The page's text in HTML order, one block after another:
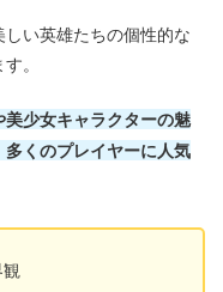
い英雄たちの個性的な
。
少女キャラクターの魅
くのプレイヤーに人気